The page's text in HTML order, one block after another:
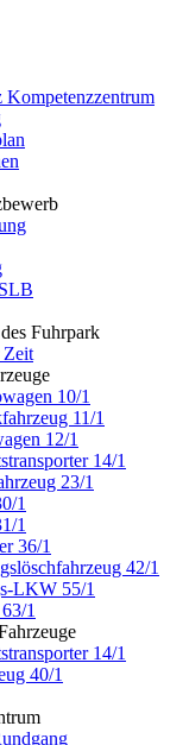
Kompetenzzentrum
Fuhrpark
Zeit
10/1
11/1
12/1
14/1
23/1
1
1
36/1
42/1
LKW 55/1
1
14/1
40/1